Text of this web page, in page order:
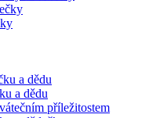
a dědu
a dědu
příležitostem